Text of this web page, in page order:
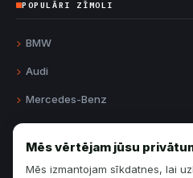
POPULĀRI ZĪMOLI
BMW
Audi
Mercedes-Benz
Volvo
Volkswagen
Mēs vērtējam jūsu
Mēs izmantojam sīkdatnes, lai